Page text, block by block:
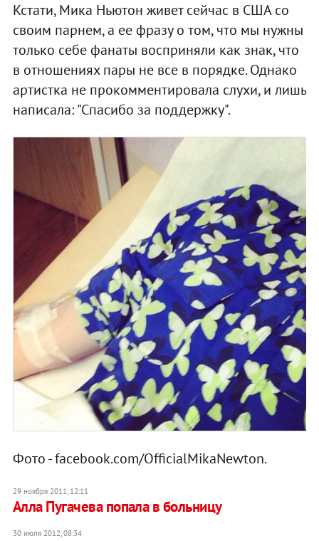
Кстати, Мика Ньютон живет сейчас в США со
своим парнем, а ее фразу о том, что мы нужны
только себе фанаты восприняли как знак, что
в отношениях пары не все в порядке. Однако
артистка не прокомментировала слухи, и лишь
написала: "Спасибо за поддержку".
Фото - facebook.com/OfficialMikaNewton.
29 ноября 2011, 12:11
Алла Пугачева попала в больницу
30 июля 2012, 08:34